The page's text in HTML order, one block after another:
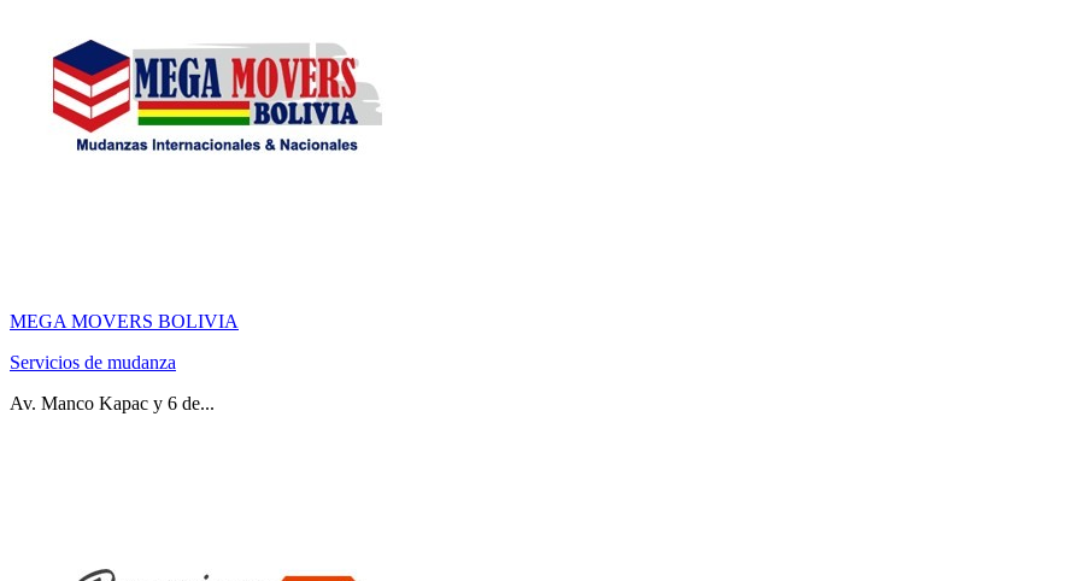
MEGA MOVERS BOLIVIA
Servicios de mudanza
Av. Manco Kapac y 6 de...